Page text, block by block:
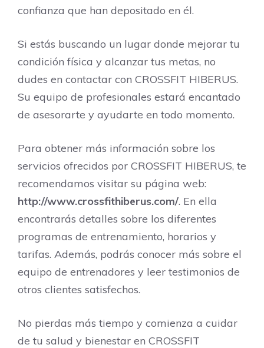
confianza que han depositado en él.
Si estás buscando un lugar donde mejorar tu
condición física y alcanzar tus metas, no
dudes en contactar con CROSSFIT HIBERUS.
Su equipo de profesionales estará encantado
de asesorarte y ayudarte en todo momento.
Para obtener más información sobre los
servicios ofrecidos por CROSSFIT HIBERUS, te
recomendamos visitar su página web:
http://www.crossfithiberus.com/. En ella
encontrarás detalles sobre los diferentes
programas de entrenamiento, horarios y
tarifas. Además, podrás conocer más sobre el
equipo de entrenadores y leer testimonios de
otros clientes satisfechos.
No pierdas más tiempo y comienza a cuidar
de tu salud y bienestar en CROSSFIT